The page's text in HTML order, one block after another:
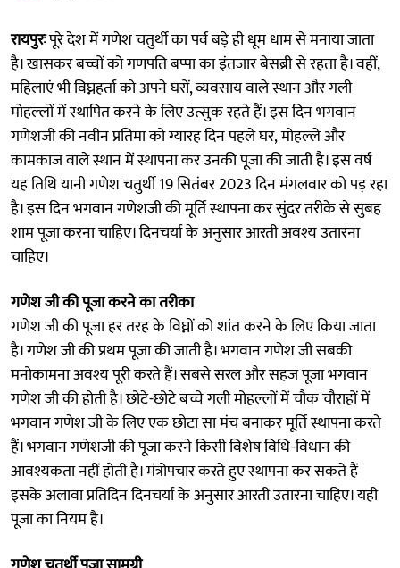
रायपुरःपूरे देश में गणेश चतुर्थी का पर्व बड़े ही धूम धाम से मनाया जाता
है। खासकर बच्चों को गणपति बप्पा का इंतजार बेसब्री से रहता है। वहीं,
महिलाएं भी विघ्नहर्ता को अपने घरों, व्यवसाय वाले स्थान और गली
मोहल्लों में स्थापित करने के लिए उत्सुक रहते हैं। इस दिन भगवान
गणेशजी की नवीन प्रतिमा को ग्यारह दिन पहले घर, मोहल्ले और
कामकाज वाले स्थान में स्थापना कर उनकी पूजा की जाती है। इस वर्ष
यह तिथि यानी गणेश चतुर्थी 19 सितंबर 2023 दिन मंगलवार को पड़ रहा
है। इस दिन भगवान गणेशजी की मूर्ति स्थापना कर सुंदर तरीके से सुबह
शाम पूजा करना चाहिए। दिनचर्या के अनुसार आरती अवश्य उतारना
चाहिए।
गणेश जी की पूजा करने का तरीका
गणेश जी की पूजा हर तरह के विघ्नों को शांत करने के लिए किया जाता
है। गणेश जी की प्रथम पूजा की जाती है। भगवान गणेश जी सबकी
मनोकामना अवश्य पूरी करते हैं। सबसे सरल और सहज पूजा भगवान
गणेश जी की होती है। छोटे-छोटे बच्चे गली मोहल्लों में चौक चौराहों में
भगवान गणेश जी के लिए एक छोटा सा मंच बनाकर मूर्ति स्थापना करते
हैं। भगवान गणेशजी की पूजा करने किसी विशेष विधि-विधान की
आवश्यकता नहीं होती है। मंत्रोपचार करते हुए स्थापना कर सकते हैं
इसके अलावा प्रतिदिन दिनचर्या के अनुसार आरती उतारना चाहिए। यही
पूजा का नियम है।